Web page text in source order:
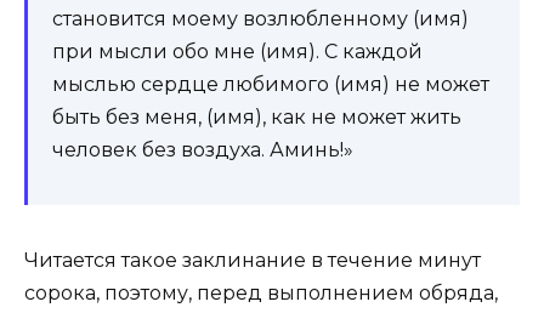
становится моему возлюбленному (имя)
при мысли обо мне (имя). С каждой
мыслью сердце любимого (имя) не может
быть без меня, (имя), как не может жить
человек без воздуха. Аминь!»
Читается такое заклинание в течение минут
сорока, поэтому, перед выполнением обряда,